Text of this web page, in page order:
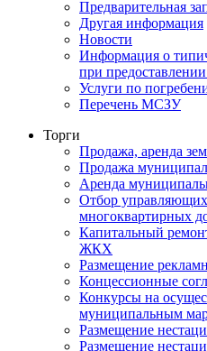
Предварительная
Другая информация
Новости
Информация о
при
Услуги по
Перечень МСЗУ
Торги
Продажа, аренда
Продажа
Аренда
Отбор
многоквартирных
Капитальный
ЖКХ
Размещение
Концессионные
Конкурсы на
муниципальным
Размещение
Размещение